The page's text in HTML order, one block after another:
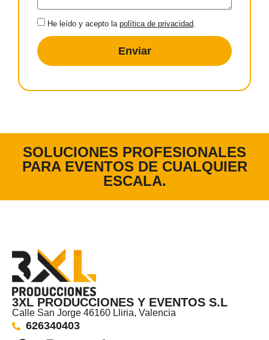
He leído y acepto la política de privacidad
Enviar
SOLUCIONES PROFESIONALES
PARA EVENTOS DE CUALQUIER
ESCALA.
3XL PRODUCCIONES Y EVENTOS S.L
Calle San Jorge 46160 Lliria, Valencia
626340403